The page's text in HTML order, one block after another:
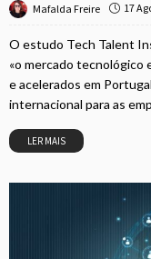
Mafalda Freire 17
O estudo Tech Talent
«o mercado tecnológico
e acelerados em
internacional para as
LER MAIS